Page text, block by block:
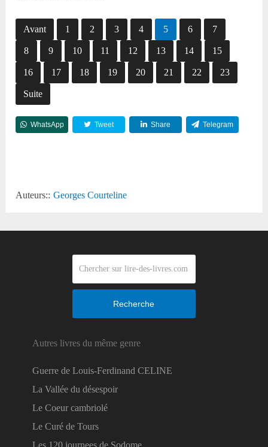
Avant 1 2 3 4 5 6 7
8 9 10 11 12 13 14 15
16 17 18 19 20 21 22 23
Suite
WhatsApp Tweet Share Telegram
Auteurs:: Georges Courteline
Recherche
Autres livres du même genre
Guerre de Louis-Ferdinand CELINE
La Vallée du désespoir
Le Coeur cambriolé
Le Curé de Tours
Les 120 journees de Sodome